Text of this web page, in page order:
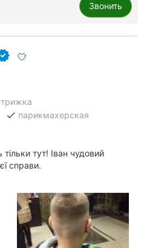
Звонить
done парикмахерская
тут! Іван чудовий
справи.